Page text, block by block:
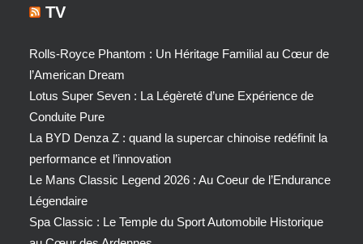
TV
Rolls-Royce Phantom : Un Héritage Familial au Cœur de
l’American Dream
Lotus Super Seven : La Légèreté d’une Expérience de
Conduite Pure
La BYD Denza Z : quand la supercar chinoise redéfinit la
performance et l’innovation
Le Mans Classic Legend 2026 : Au Coeur de l’Endurance
Légendaire
Spa Classic : Le Temple du Sport Automobile Historique